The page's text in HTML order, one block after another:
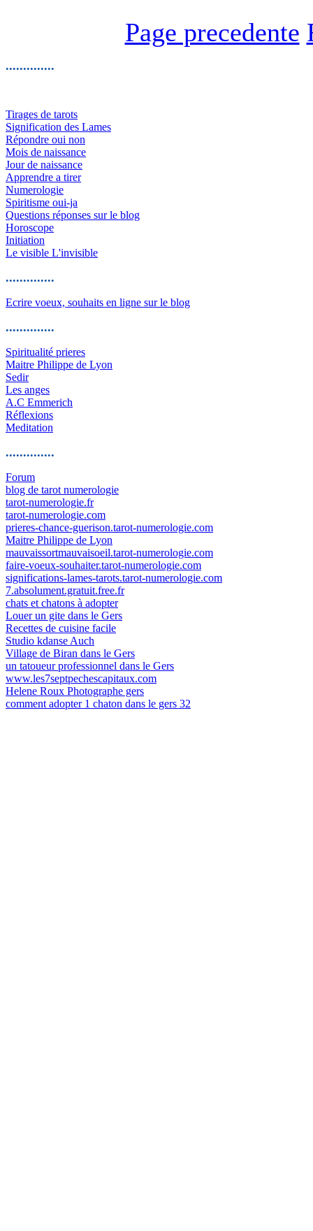
Page precedente
..............
Tirages de tarots
Signification des Lames
Répondre oui non
Mois de naissance
Jour de naissance
Apprendre a tirer
Numerologie
Spiritisme oui-ja
Questions réponses sur le blog
Horoscope
Initiation
Le visible L'invisible
..............
Ecrire voeux, souhaits en ligne sur le blog
..............
Spiritualité prieres
Maitre Philippe de Lyon
Sedir
Les anges
A.C Emmerich
Réflexions
Meditation
..............
Forum
blog de tarot numerologie
tarot-numerologie.fr
tarot-numerologie.com
prieres-chance-guerison.tarot-numerologie.com
Maitre Philippe de Lyon
mauvaissortmauvaisoeil.tarot-numerologie.com
faire-voeux-souhaiter.tarot-numerologie.com
significations-lames-tarots.tarot-numerologie.com
7.absolument.gratuit.free.fr
chats et chatons à adopter
Louer un gite dans le Gers
Recettes de cuisine facile
Studio kdanse Auch
Village de Biran dans le Gers
un tatoueur professionnel dans le Gers
www.les7septpechescapitaux.com
Helene Roux Photographe gers
comment adopter 1 chaton dans le gers 32